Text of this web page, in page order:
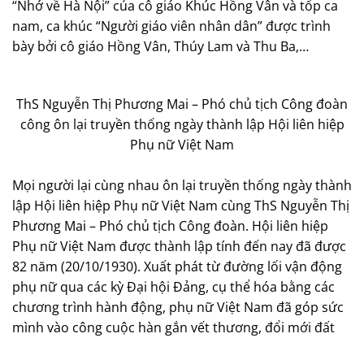
“Nhớ về Hà Nội” của cô giáo Khúc Hồng Vân và tốp ca
nam, ca khúc “Người giáo viên nhân dân” được trình
bày bởi cô giáo Hồng Vân, Thúy Lam và Thu Ba,…
ThS Nguyễn Thị Phương Mai – Phó chủ tịch Công đoàn
công ôn lại truyền thống ngày thành lập Hội liên hiệp
Phụ nữ Việt Nam
Mọi người lại cùng nhau ôn lại truyền thống ngày thành
lập Hội liên hiệp Phụ nữ Việt Nam cùng ThS Nguyễn Thị
Phương Mai – Phó chủ tịch Công đoàn. Hội liên hiệp
Phụ nữ Việt Nam được thành lập tính đến nay đã được
82 năm (20/10/1930). Xuất phát từ đường lối vận động
phụ nữ qua các kỳ Đại hội Đảng, cụ thể hóa bằng các
chương trình hành động, phụ nữ Việt Nam đã góp sức
mình vào công cuộc hàn gắn vết thương, đổi mới đất